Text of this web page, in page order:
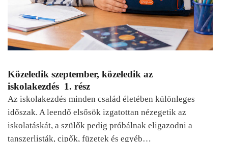
Közeledik szeptember, közeledik az
iskolakezdés 1. rész
Az iskolakezdés minden család életében különleges
időszak. A leendő elsősök izgatottan nézegetik az
iskolatáskát, a szülők pedig próbálnak eligazodni a
tanszerlisták, cipők, füzetek és egyéb…